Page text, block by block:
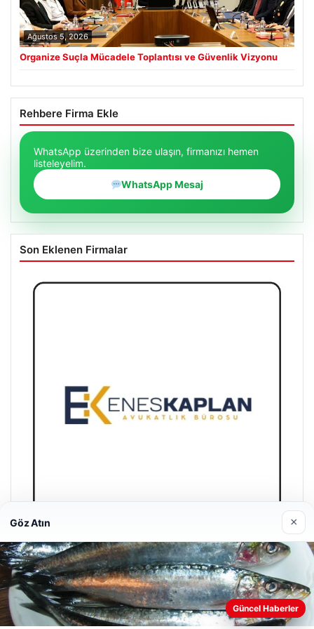
Ağustos 5, 2026
Organize Suçla Mücadele Toplantısı ve Güvenlik Vizyonu
Rehbere Firma Ekle
WhatsApp üzerinden bize ulaşın, firmanızı hemen
listeleyelim.
WhatsApp Mesaj
Son Eklenen Firmalar
Enes Kaplan Avukatlık Bürosu
Nisan 28, 2026
Web sitemizi nasıl kullandığınızı daha iyi anlayabilmek,
Göz Atın ×
Güncel Haberler